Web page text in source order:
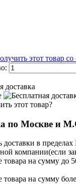
этот товар
доставка
этот товар?
по Москве и
доставки в
компании(если
товара на сумму до
товара на сумму